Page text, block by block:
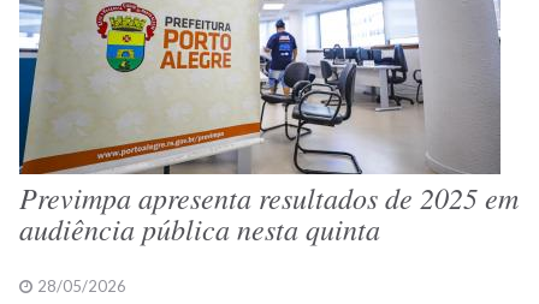
Previmpa apresenta resultados de 2025 em
audiência pública nesta quinta
28/05/2026